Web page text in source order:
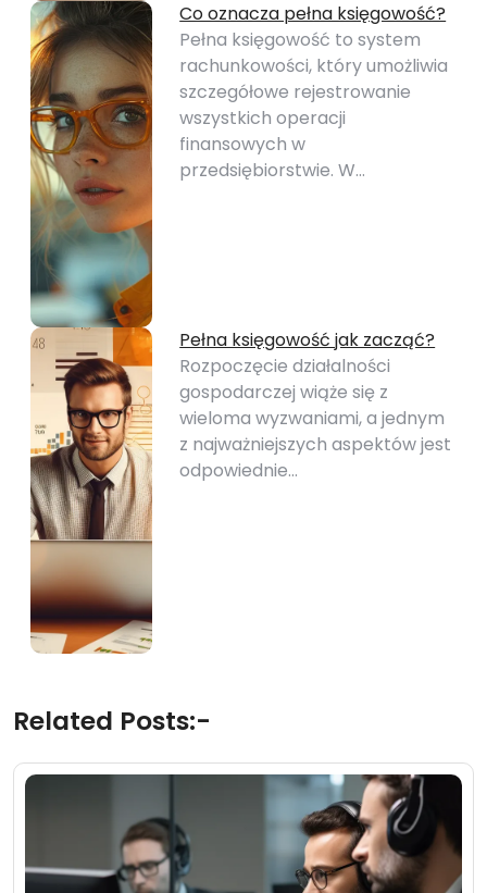
Co oznacza pełna księgowość?
Pełna księgowość to system
rachunkowości, który umożliwia
szczegółowe rejestrowanie
wszystkich operacji
finansowych w
przedsiębiorstwie. W…
Pełna księgowość jak zacząć?
Rozpoczęcie działalności
gospodarczej wiąże się z
wieloma wyzwaniami, a jednym
z najważniejszych aspektów jest
odpowiednie…
Related Posts:-